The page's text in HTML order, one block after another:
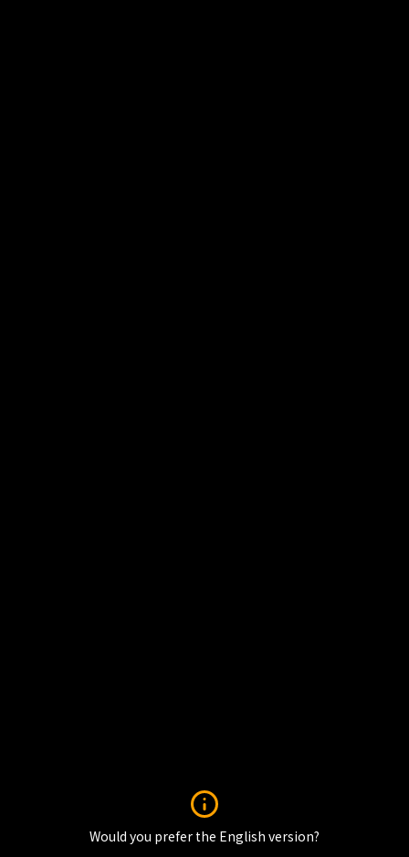
Would you prefer the English version?